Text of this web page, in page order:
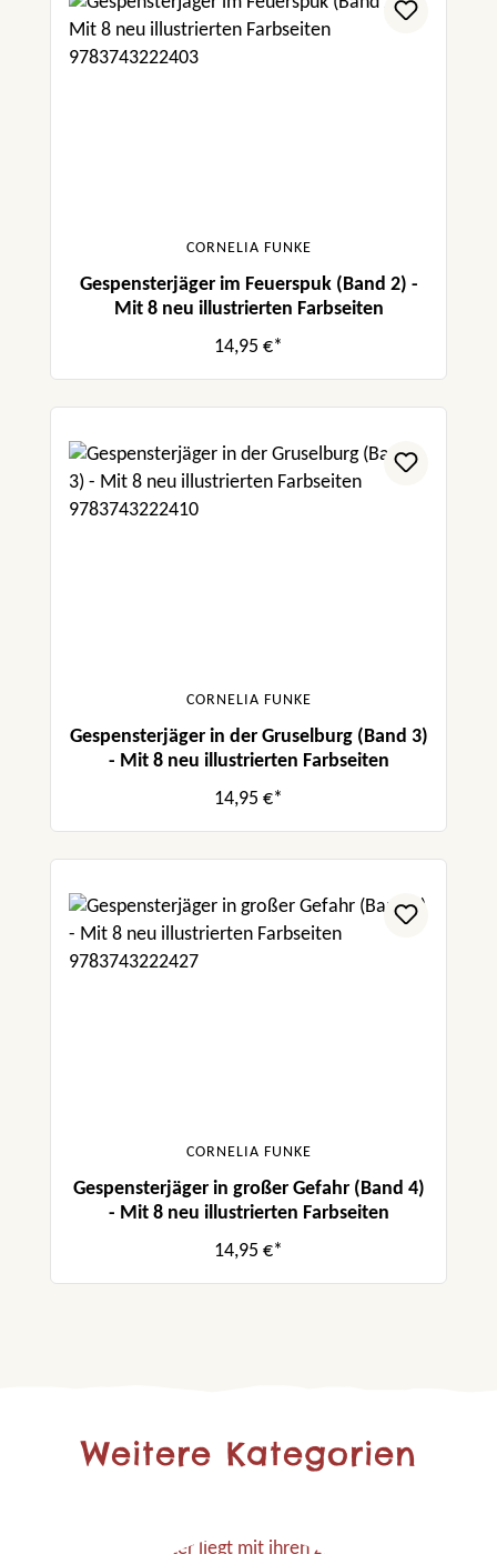
CORNELIA FUNKE
Gespensterjäger im Feuerspuk (Band 2) -
Mit 8 neu illustrierten Farbseiten
14,95 €*
CORNELIA FUNKE
Gespensterjäger in der Gruselburg (Band 3)
- Mit 8 neu illustrierten Farbseiten
14,95 €*
CORNELIA FUNKE
Gespensterjäger in großer Gefahr (Band 4)
- Mit 8 neu illustrierten Farbseiten
14,95 €*
Weitere Kategorien